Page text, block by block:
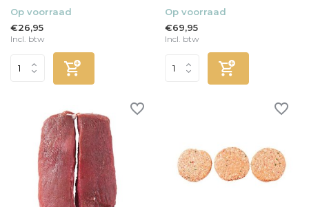
Op voorraad
€26,95
Incl. btw
Op voorraad
€69,95
Incl. btw